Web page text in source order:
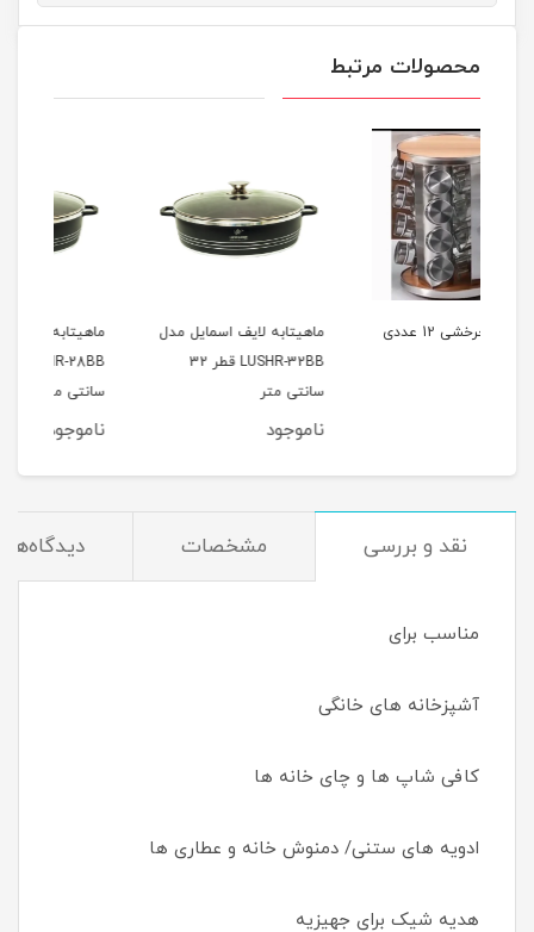
محصولات مرتبط
ماهیتابه لایف اسمایل مدل
ماهیتابه لایف اسمایل مدل
نقد و بررسی مشخصات دیدگاه‌ها
مناسب برای
آشپزخانه های خانگی
کافی شاپ ها و چای خانه ها
ادویه های ستنی/ دمنوش خانه و عطاری ها
هدیه شیک برای جهیزیه